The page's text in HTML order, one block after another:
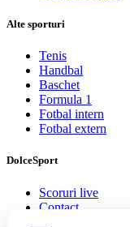
Alte sporturi
Tenis
Handbal
Baschet
Formula 1
Fotbal intern
Fotbal extern
DolceSport
Scoruri live
Contact